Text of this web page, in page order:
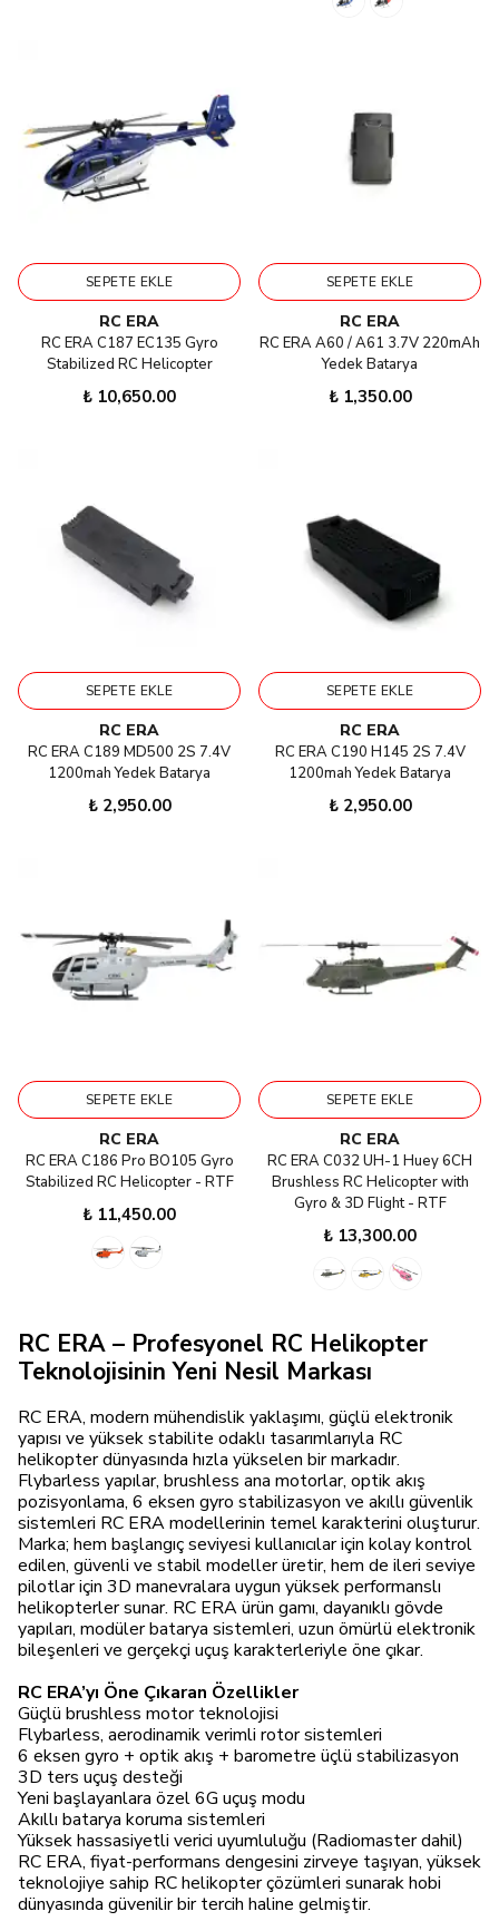
SEPETE EKLE
RC ERA
RC ERA C187 EC135 Gyro
Stabilized RC Helicopter
₺ 10,650.00
SEPETE EKLE
RC ERA
RC ERA A60 / A61 3.7V 220mAh
Yedek Batarya
₺ 1,350.00
SEPETE EKLE
RC ERA
RC ERA C189 MD500 2S 7.4V
1200mah Yedek Batarya
₺ 2,950.00
SEPETE EKLE
RC ERA
RC ERA C190 H145 2S 7.4V
1200mah Yedek Batarya
₺ 2,950.00
SEPETE EKLE
RC ERA
RC ERA C186 Pro BO105 Gyro
Stabilized RC Helicopter - RTF
₺ 11,450.00
SEPETE EKLE
RC ERA
RC ERA C032 UH-1 Huey 6CH
Brushless RC Helicopter with
Gyro & 3D Flight - RTF
₺ 13,300.00
RC ERA – Profesyonel RC Helikopter
Teknolojisinin Yeni Nesil Markası
RC ERA, modern mühendislik yaklaşımı, güçlü elektronik
yapısı ve yüksek stabilite odaklı tasarımlarıyla RC
helikopter dünyasında hızla yükselen bir markadır.
Flybarless yapılar, brushless ana motorlar, optik akış
pozisyonlama, 6 eksen gyro stabilizasyon ve akıllı güvenlik
sistemleri RC ERA modellerinin temel karakterini oluşturur.
Marka; hem başlangıç seviyesi kullanıcılar için kolay kontrol
edilen, güvenli ve stabil modeller üretir, hem de ileri seviye
pilotlar için 3D manevralara uygun yüksek performanslı
helikopterler sunar. RC ERA ürün gamı, dayanıklı gövde
yapıları, modüler batarya sistemleri, uzun ömürlü elektronik
bileşenleri ve gerçekçi uçuş karakterleriyle öne çıkar.
RC ERA’yı Öne Çıkaran Özellikler
Güçlü brushless motor teknolojisi
Flybarless, aerodinamik verimli rotor sistemleri
6 eksen gyro + optik akış + barometre üçlü stabilizasyon
3D ters uçuş desteği
Yeni başlayanlara özel 6G uçuş modu
Akıllı batarya koruma sistemleri
Yüksek hassasiyetli verici uyumluluğu (Radiomaster dahil)
RC ERA, fiyat-performans dengesini zirveye taşıyan, yüksek
teknolojiye sahip RC helikopter çözümleri sunarak hobi
dünyasında güvenilir bir tercih haline gelmiştir.